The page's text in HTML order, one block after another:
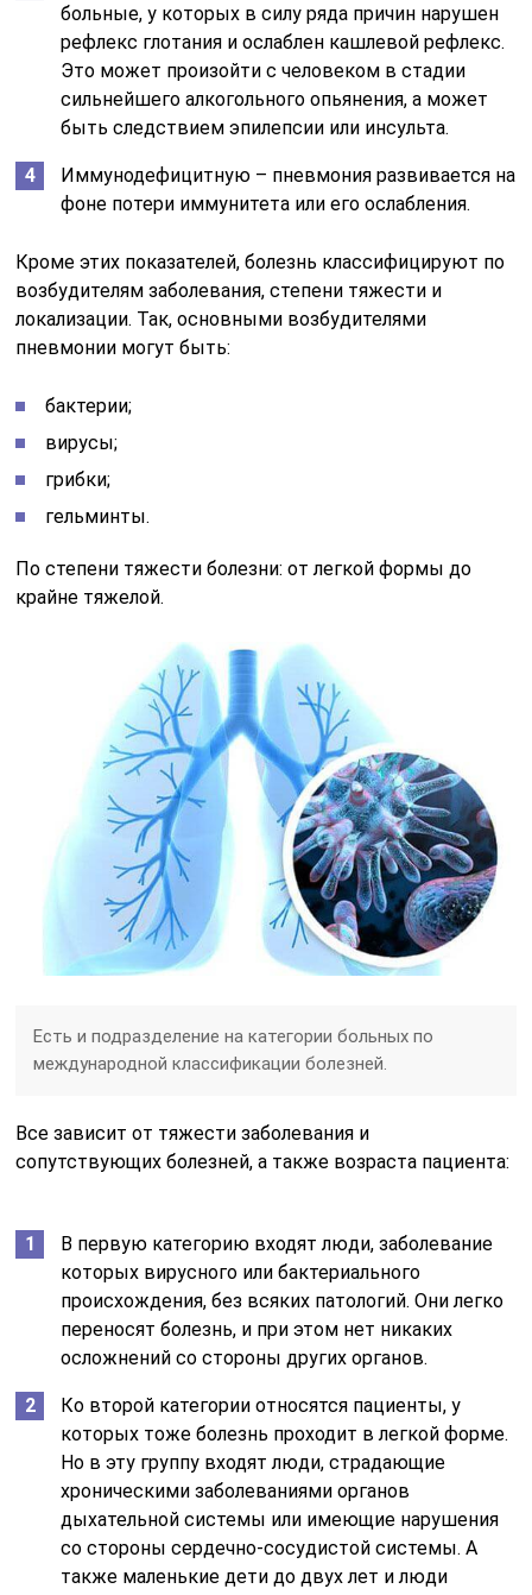
больные, у которых в силу ряда причин нарушен
рефлекс глотания и ослаблен кашлевой рефлекс.
Это может произойти с человеком в стадии
сильнейшего алкогольного опьянения, а может
быть следствием эпилепсии или инсульта.
Иммунодефицитную – пневмония развивается на
фоне потери иммунитета или его ослабления.
Кроме этих показателей, болезнь классифицируют по
возбудителям заболевания, степени тяжести и
локализации. Так, основными возбудителями
пневмонии могут быть:
бактерии;
вирусы;
грибки;
гельминты.
По степени тяжести болезни: от легкой формы до
крайне тяжелой.
Есть и подразделение на категории больных по
международной классификации болезней.
Все зависит от тяжести заболевания и
сопутствующих болезней, а также возраста пациента:
В первую категорию входят люди, заболевание
которых вирусного или бактериального
происхождения, без всяких патологий. Они легко
переносят болезнь, и при этом нет никаких
осложнений со стороны других органов.
Ко второй категории относятся пациенты, у
которых тоже болезнь проходит в легкой форме.
Но в эту группу входят люди, страдающие
хроническими заболеваниями органов
дыхательной системы или имеющие нарушения
со стороны сердечно-сосудистой системы. А
также маленькие дети до двух лет и люди